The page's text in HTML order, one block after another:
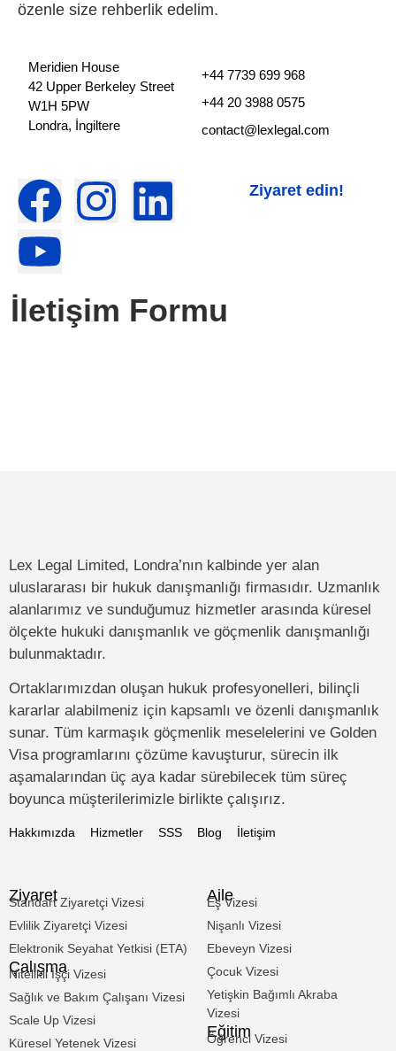
özenle size rehberlik edelim.
Meridien House
42 Upper Berkeley Street
W1H 5PW
Londra, İngiltere
+44 7739 699 968
+44 20 3988 0575
contact@lexlegal.com
Ziyaret edin!
İletişim Formu
Lex Legal Limited, Londra’nın kalbinde yer alan
uluslararası bir hukuk danışmanlığı firmasıdır. Uzmanlık
alanlarımız ve sunduğumuz hizmetler arasında küresel
ölçekte hukuki danışmanlık ve göçmenlik danışmanlığı
bulunmaktadır.
Ortaklarımızdan oluşan hukuk profesyonelleri, bilinçli
kararlar alabilmeniz için kapsamlı ve özenli danışmanlık
sunar. Tüm karmaşık göçmenlik meselelerini ve Golden
Visa programlarını çözüme kavuşturur, sürecin ilk
aşamalarından üç aya kadar sürebilecek tüm süreç
boyunca müşterilerimizle birlikte çalışırız.
Hakkımızda Hizmetler SSS Blog İletişim
Ziyaret
Standart Ziyaretçi Vizesi
Evlilik Ziyaretçi Vizesi
Elektronik Seyahat Yetkisi (ETA)
Çalışma
Nitelikli İşçi Vizesi
Sağlık ve Bakım Çalışanı Vizesi
Scale Up Vizesi
Küresel Yetenek Vizesi
Aile
Eş Vizesi
Nişanlı Vizesi
Ebeveyn Vizesi
Çocuk Vizesi
Yetişkin Bağımlı Akraba
Vizesi
Eğitim
Öğrenci Vizesi